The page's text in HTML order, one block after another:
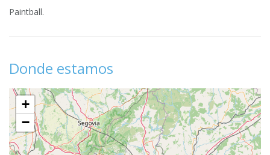
Paintball.
Donde estamos
+
−